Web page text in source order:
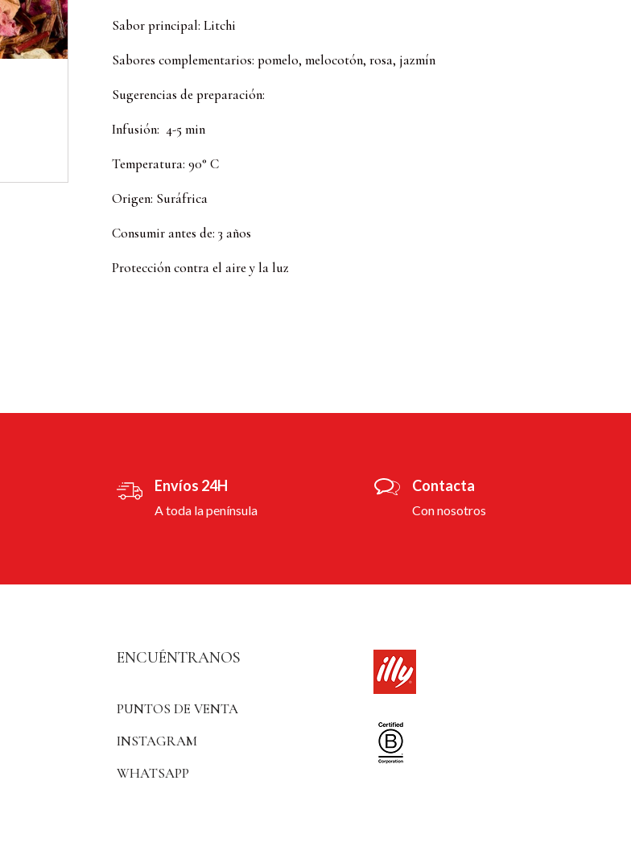
Sabor principal: Litchi
Sabores complementarios: pomelo, melocotón, rosa, jazmín
Sugerencias de preparación:
Infusión: 4-5 min
Temperatura: 90° C
Origen: Suráfrica
Consumir antes de: 3 años
Protección contra el aire y la luz
Envíos 24H
A toda la península
Contacta
Con nosotros
ENCUÉNTRANOS
PUNTOS DE VENTA
INSTAGRAM
WHATSAPP